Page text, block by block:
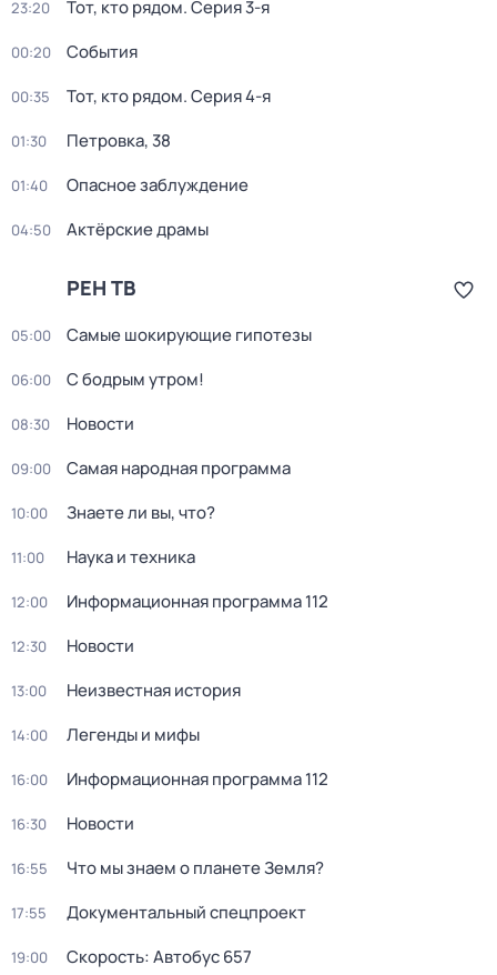
23:20 Тот, кто рядом. Серия 3-я
00:20 События
00:35 Тот, кто рядом. Серия 4-я
01:30 Петровка, 38
01:40 Опасное заблуждение
04:50 Актёрские драмы
РЕН ТВ
05:00 Самые шoкиpующие гипотезы
06:00 С бодрым утром!
08:30 Новости
09:00 Самая народная программа
10:00 Знаете ли вы, что?
11:00 Наука и техника
12:00 Информационная программа 112
12:30 Новости
13:00 Неизвестная история
14:00 Легенды и мифы
16:00 Информационная программа 112
16:30 Новости
16:55 Что мы знаем о планете Земля?
17:55 Документальный спецпроект
19:00 Скорость: Автобус 657